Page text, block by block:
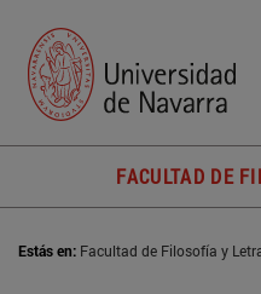
FACULTAD DE
Estás en: Facultad de Filosofía y